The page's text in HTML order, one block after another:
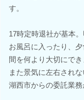
す。
17時定時退社が基本
お風呂に入ったり、
間を何より大切にでき
また景気に左右され
湖西市からの委託業務